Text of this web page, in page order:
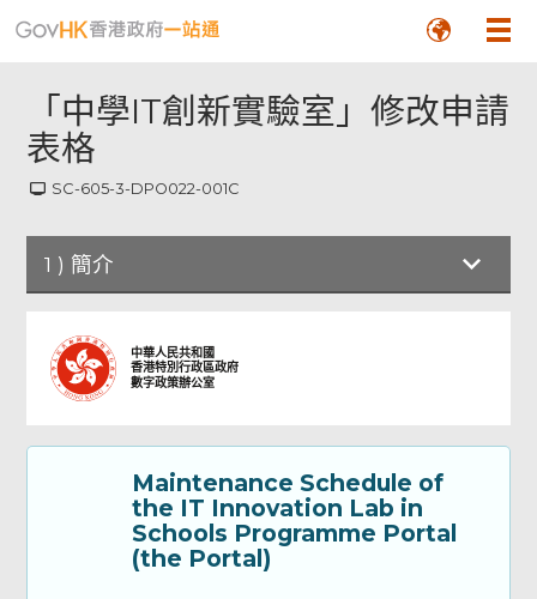
「中學IT創新實驗室」修改申請
表格
SC-605-3-DPO022-001C
1 ) 簡介
簡介
Part A: Particulars of the Applicant
Part B: Annual Report - Part I 乙部：年度
報告 - 第一部分
中華人民共和國
香港特別行政區政府
數字政策辦公室
Maintenance Schedule of
the IT Innovation Lab in
Schools Programme Portal
(the Portal)